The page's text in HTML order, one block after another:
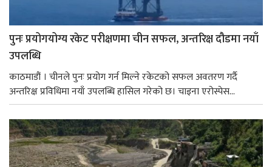
पुनः प्रयोगयोग्य रकेट परीक्षणमा चीन सफल, अन्तरिक्ष दौडमा नयाँ
उपलब्धि
काठमाडौं । चीनले पुनः प्रयोग गर्न मिल्ने रकेटको सफल अवतरण गर्दै
अन्तरिक्ष प्रविधिमा नयाँ उपलब्धि हासिल गरेको छ। चाइना एरोस्पेस...